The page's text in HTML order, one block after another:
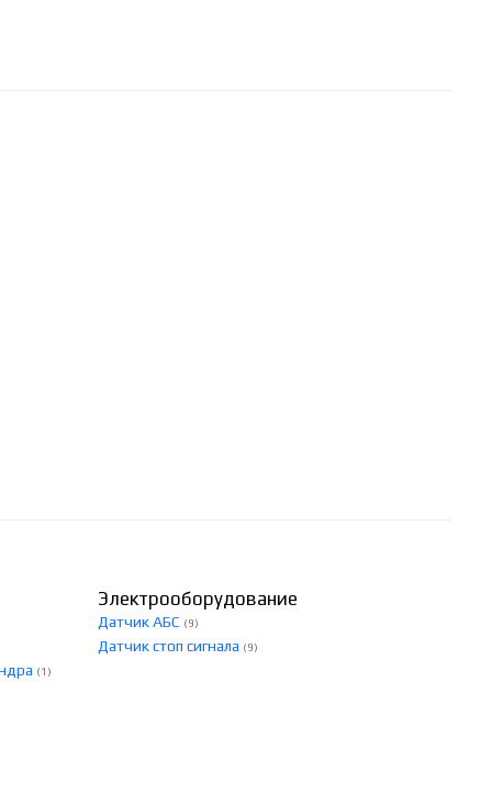
(1)
Электрооборудование
Датчик АБС (9)
Датчик стоп сигнала (9)